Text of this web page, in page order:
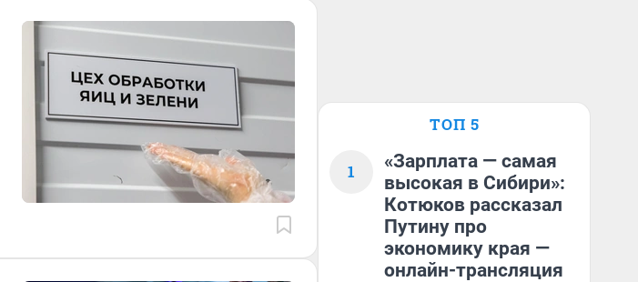
ТОП 5
1
«Зарплата — самая
высокая в Сибири»:
Котюков рассказал
Путину про
экономику края —
онлайн-трансляция